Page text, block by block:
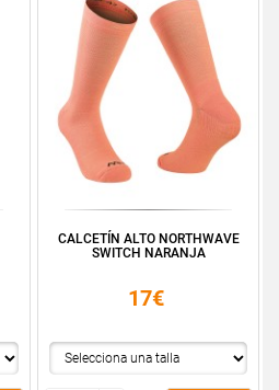
CALCETÍN ALTO NORTHWAVE
SWITCH NARANJA
17€